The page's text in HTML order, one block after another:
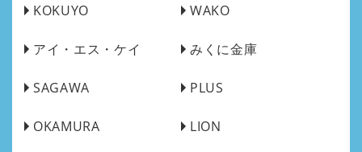
KOKUYO WAKO
アイ・エス・ケイ みくに金庫
SAGAWA PLUS
OKAMURA LION